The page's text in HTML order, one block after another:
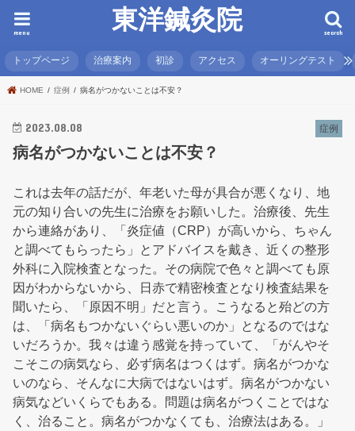
東洋鍼灸院 search
menu
トップページ 治療案内 初診 アクセス オーリングテスト
HOME 症例 病名がつかないことは不安？
症例
2023.08.08
病名がつかないことは不安？
これは去年の話だが、年老いた母が具合が悪くなり、地
元の知り合いの先生に治療をお願いした。治療後、先生
から連絡があり、「炎症値（CRP）が高いから、ちゃん
と調べてもらったら」とアドバイスを戴き、近くの整形
外科に入院検査となった。その病院で色々と調べても原
因がわからないから、日赤で精密検査となり検査結果を
聞いたら、「原因不明」だと言う。こうなると殆どの方
は、「病名もつかないぐらい悪いのか」となるのではな
いだろうか。我々は違う感覚を持っていて、「がんやそ
こそこの病気なら、必ず病名はつくはず。病名がつかな
いのなら、そんなに大病ではないはず。病名がつかない
病気などいくらでもある。問題は病名がつくことではな
く、治ること。病名がつかなくても、治療法はある。」